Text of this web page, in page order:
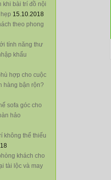
khi bài trí đồ nội
15.10.2018
theo phong
tính năng thư
khẩu
hợp cho cuộc
hàng bận rộn?
sofa góc cho
hảo
không thể thiếu
khách cho
tài lộc và may